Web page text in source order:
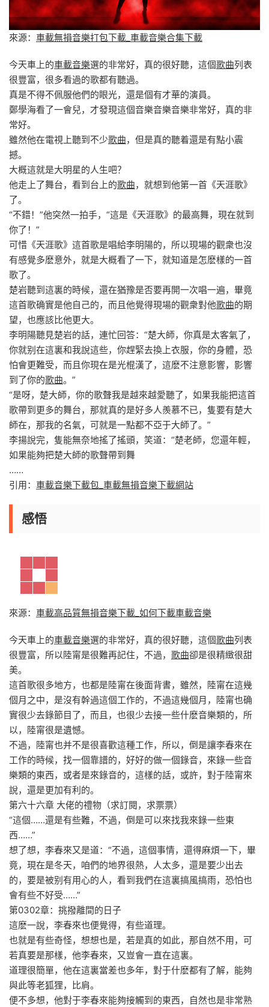
來源： 車載無損音樂打包下載_車載音樂合集下載
今天車上的車載音樂選的非常好，真的很好聽，這個歌曲列表
很豐富，很多看過的歌都有聽過。
真是不得不佩服他們的眼光，還是個有才華的演員。
鄭學海看了一會兒，才發現這個音樂音樂音樂非常好，真的非
常好。
雖然他在電視上聽到不少歌曲，但是真的聽着還是有點小震
撼。
大概這就是大明星的人生吧？
他走上了舞台，看到台上的歌曲，就想到他第一首《天涯歌》
了。
“不錯！”他突然一拍手，“這是《天涯歌》的最高舞，現在就到
你了！”
可惜《天涯歌》這首歌是唱給李明陽的，所以現場的觀衆也沒
有感覺多麽意外，就是大概看了一下，就知道是怎麽樣的一首
歌了。
楚岩聽到這裏的時候，還在猶豫是否要再開一次唱一遍，畢竟
這首歌确實是他自己的，而且他覺得現場的觀衆對他歌曲的期
望，也應該比他更大。
李明陽聽見楚岩的話，連忙回答：“楚大師，你真是太客氣了，
你就别在這裏和我說這些，你趕緊去換上衣服，你的身體，恐
怕會更難受，而且你現在是光棍漢了，這麽不注意影響，影響
到了你的歌曲。”
“是呀，楚大師，你的歌聲我是越來越愛聽了，如果我能把這首
歌帶到更多的舞台，那就真的是好多人羨慕不已，隻要有楚大
師在，那我的名氣，可就是一點都不亞于大師了。”
李揚說完，隻能無奈地搖了搖頭，笑道：“楚老師，您還年輕，
如果能夠把楚大師的歌聲帶到舞
……
引用： 車載音樂下載包_車載無損音樂下載網站
感悟
來源： 車載高品質無損音樂下載_如何下載車載音樂
今天車上的車載音樂選的非常好，真的很好聽，這個歌曲列表
很豐富，所以陸甯是很難再記住，不過， 歌曲卻是很精緻很甜
美。
這首歌很多地方，也都是陸甯在後面背書，雖然，陸甯在這幾
個月之中，是沒有幹過這個工作的，不過這幾個月，陸甯也确
實很少去錄節目了，而且，也很少去接一些什麽音樂類的，所
以，陸甯很是遺憾。
不過，陸甯也并不是很喜歡這種工作，所以，倒是讓李春來在
工作的時候，找一個靠譜的，好好的做一個錄音，來錄一些音
樂類的東西，或者是來錄音的，這樣的話，或許，對于陸甯來
說，還是更加有利的。
第六十六章 大佬的禮物（求訂閱，求票票）
“這個……還是有些難，不過，倒是可以來找我來錄一些東
西……”
想了想，李春來又是道：“不過，這個事情，還得麻煩一下，畢
竟，現在是冬天，咱們的地界很熱，人太多，還是要少出去
的，要是被别有用心的人，看到我們在這裏搞風搞雨，恐怕也
會有些不好受……”
第0302章：挑撥離間的日子
這麽一說，李春來也便覺得，有些道理。
也就是有些奇怪，想想也是，若是真的如此，那自然不用，可
若真要是那樣，他李春來，又豈會一直在這裏。
道理很簡單，他在這裏當差也多年，對于什麽都有了解，能夠
與此等老狐狸，比肩。
便不多想，他對于李春來能夠接觸到的東西，自然也是非常熟